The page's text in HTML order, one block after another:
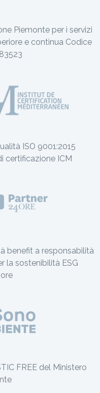
Piemonte per i servizi
e continua Codice
ISO 9001:2015
certificazione ICM
benefit a responsabilità
la sostenibilità ESG
FREE del Ministero